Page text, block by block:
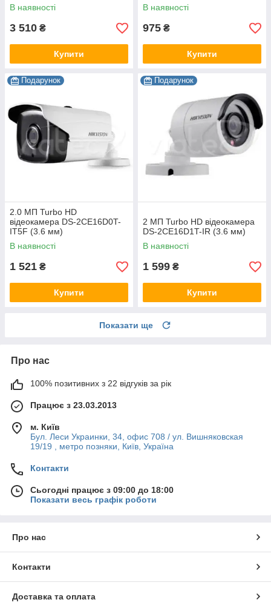
В наявності
3 510 ₴
Купити
В наявності
975 ₴
Купити
Подарунок
2.0 МП Turbo HD
відеокамера DS-2CE16D0T-
IT5F (3.6 мм)
В наявності
1 521 ₴
Купити
Подарунок
2 МП Turbo HD відеокамера
DS-2CE16D1T-IR (3.6 мм)
В наявності
1 599 ₴
Купити
Показати ще
Про нас
100% позитивних з 22 відгуків за рік
Працює з 23.03.2013
м. Київ
Бул. Леси Украинки, 34, офис 708 / ул. Вишняковская
19/19 , метро позняки, Київ, Україна
Контакти
Сьогодні працює з 09:00 до 18:00
Показати весь графік роботи
Про нас
Контакти
Доставка та оплата